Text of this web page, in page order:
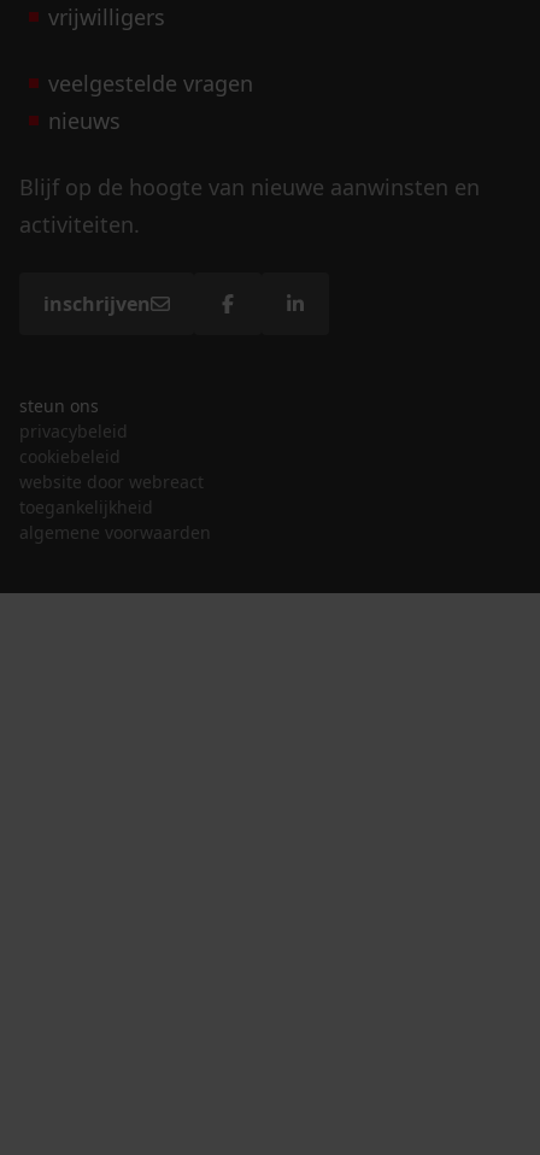
vrijwilligers
veelgestelde vragen
nieuws
Blijf op de hoogte van nieuwe aanwinsten en
activiteiten.
inschrijven
steun ons
privacybeleid
cookiebeleid
website door webreact
toegankelijkheid
algemene voorwaarden